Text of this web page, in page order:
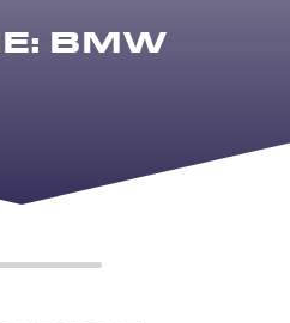
BMW